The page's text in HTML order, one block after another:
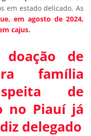
em estado delicado. As
em agosto de 2024,
cajus.
de
família
de
no Piauí já
delegado